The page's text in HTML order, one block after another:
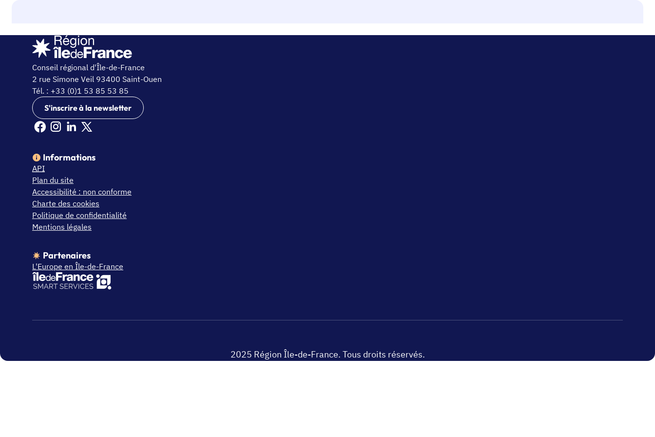
Conseil régional d'Île-de-France
2 rue Simone Veil 93400 Saint-Ouen
Tél. : +33 (0)1 53 85 53 85
S'inscrire à la newsletter
Facebook Ile de France (nouvelle fenêtre)
Instagram Ile de France (nouvelle fenêtre)
Linkedin Ile de France (nouvelle fenêtre)
X Ile de France (nouvelle fenêtre)
Informations
API
Plan du site
Accessibilité : non conforme
Charte des cookies
Politique de confidentialité
Mentions légales
Partenaires
L'Europe en Île-de-France
2025 Région Île-de-France. Tous droits réservés.